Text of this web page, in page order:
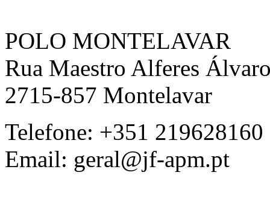
POLO MONTELAVAR
Rua Maestro Alferes
2715-857 Montelavar ‎
Telefone: +351
Email: geral@jf-apm.pt